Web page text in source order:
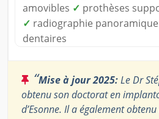
amovibles ✓ prothèses
✓ radiographie
dentaires
“Mise à jour 2025:Le Dr
obtenu son doctorat en
d’Esonne. Il a également